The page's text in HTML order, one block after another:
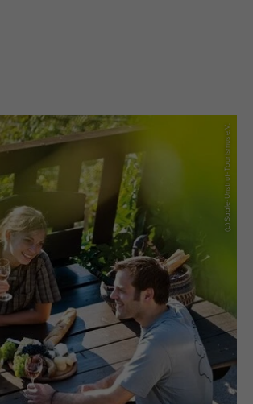
(c) Saale-Unstrut-Tourismus e.V.